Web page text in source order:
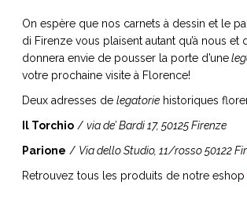
On espère que nos carnets à dessin et le
di Firenze vous plaisent autant qu’à nous et
donnera envie de pousser la porte d’une
votre prochaine visite à Florence!
Deux adresses de legatoriehistoriques
Il Torchio/ via de’ Bardi 17, 50125 Firenze
Parione / Via dello Studio, 11/rosso 50122
Retrouvez tous les produits de notre eshop